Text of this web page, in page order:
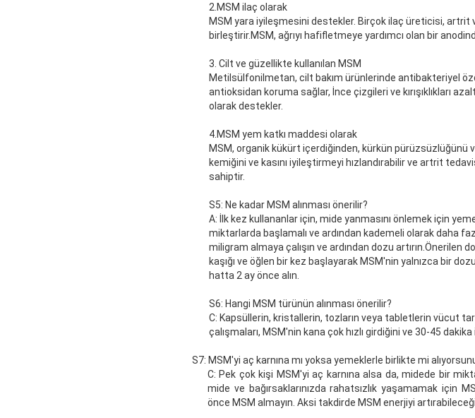
2.MSM ilaç olarak
MSM yara iyileşmesini destekler. Birçok ilaç üreticisi,
birleştirir.MSM, ağrıyı hafifletmeye yardımcı olan bir
3. Cilt ve güzellikte kullanılan MSM
Metilsülfonilmetan, cilt bakım ürünlerinde antibakteriyel
antioksidan koruma sağlar, İnce çizgileri ve kırışıklıkları
olarak destekler.
4.MSM yem katkı maddesi olarak
MSM, organik kükürt içerdiğinden, kürkün pürüzsüzlüğünü
kemiğini ve kasını iyileştirmeyi hızlandırabilir ve artrit
sahiptir.
S5: Ne kadar MSM alınması önerilir?
A: İlk kez kullananlar için, mide yanmasını önlemek için
miktarlarda başlamalı ve ardından kademeli olarak daha
miligram almaya çalışın ve ardından dozu
kaşığı ve öğlen bir kez başlayarak MSM'nin yalnızca bir
hatta 2 ay önce alın.
S6: Hangi MSM türünün alınması önerilir?
C: Kapsüllerin, kristallerin, tozların veya tabletlerin vücut
çalışmaları, MSM'nin kana çok hızlı girdiğini ve 30-45
S7: MSM'yi aç karnına mı yoksa yemeklerle birlikte mi
C: Pek çok kişi MSM'yi aç karnına alsa da, midede bir
mide ve bağırsaklarınızda rahatsızlık yaşamamak için
önce MSM almayın. Aksi takdirde MSM enerjiyi